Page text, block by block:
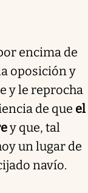
encima de
oposición y
y le reprocha
de que el
y que, tal
un lugar de
navío.